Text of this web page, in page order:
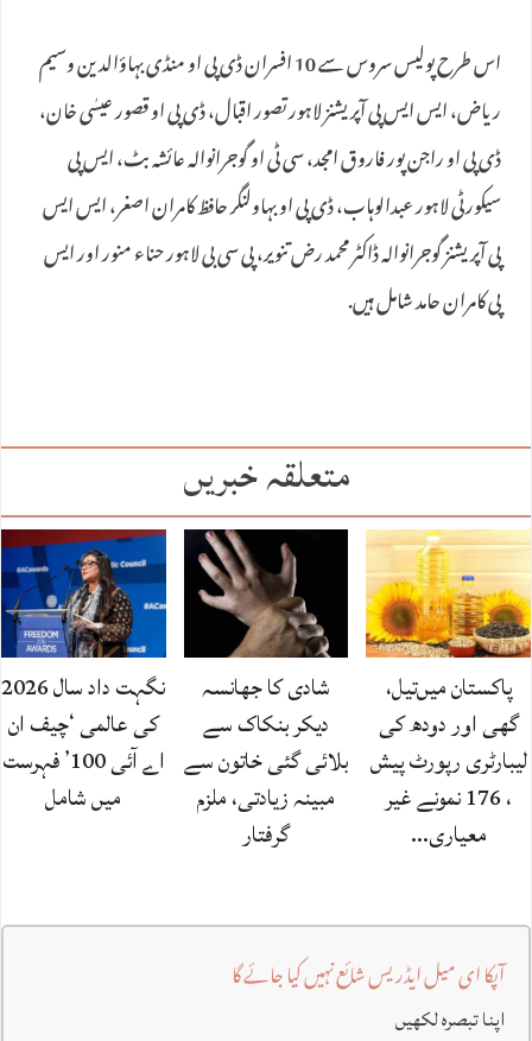
اس طرح پولیس سروس سے 10 افسران ڈی پی او منڈی بہاؤالدین وسیم
ریاض، ایس ایس پی آپریشنز لاہور تصور اقبال، ڈی پی او قصور عیسٰی خان،
ڈی پی او راجن پور فاروق امجد، سی ٹی او گوجرانوالہ عائشہ بٹ، ایس پی
سیکورٹی لاہور عبدالوہاب، ڈی پی او بہاولنگر حافظ کامران اصغر، ایس ایس
پی آپریشنز گوجرانوالہ ڈاکٹر محمد رض تنویر، پی سی بی لاہور حناء منور اور ایس
پی کامران حامد شامل ہیں.
متعلقہ خبریں
پاکستان میں‌تیل،
گھی اور دودھ کی
لیبارٹری رپورٹ پیش
، 176 نمونے غیر
معیاری…
شادی کا جھانسہ
دیکر بنکاک سے
بلائی گئی خاتون سے
مبینہ زیادتی، ملزم
گرفتار
نگہت داد سال 2026
کی عالمی ‘چیف ان
اے آئی 100’ فہرست
میں شامل
آپکا ای میل ایڈریس شائع نہیں کیا جائے گا
اپنا تبصرہ لکھیں